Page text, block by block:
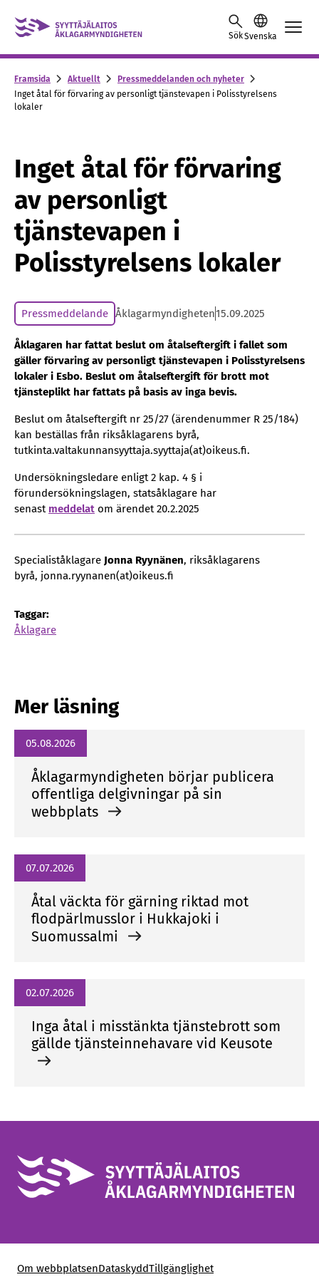
Skip to content -saavutettavuusohje
SökSvenska
Framsida Aktuellt
Pressmeddelanden och nyheter
Inget åtal för förvaring av personligt tjänstevapen i Polisstyrelsens
lokaler
Inget åtal för förvaring
av personligt
tjänstevapen i
Polisstyrelsens lokaler
Pressmeddelande Åklagarmyndigheten15.09.2025
Åklagaren har fattat beslut om åtalseftergift i fallet som
gäller förvaring av personligt tjänstevapen i Polisstyrelsens
lokaler i Esbo. Beslut om åtalseftergift för brott mot
tjänsteplikt har fattats på basis av inga bevis.
Beslut om åtalseftergift nr 25/27 (ärendenummer R 25/184)
kan beställas från riksåklagarens byrå,
tutkinta.valtakunnansyyttaja.syyttaja(at)oikeus.fi.
Undersökningsledare enligt 2 kap. 4 § i
förundersökningslagen, statsåklagare har
senast meddelat om ärendet 20.2.2025
Specialiståklagare Jonna Ryynänen, riksåklagarens
byrå, jonna.ryynanen(at)oikeus.fi
Taggar:
Åklagare
Mer läsning
05.08.2026
Åklagarmyndigheten börjar publicera
offentliga delgivningar på sin
webbplats
07.07.2026
Åtal väckta för gärning riktad mot
flodpärlmusslor i Hukkajoki i
Suomussalmi
02.07.2026
Inga åtal i misstänkta tjänstebrott som
gällde tjänsteinnehavare vid Keusote
Om webbplatsenDataskyddTillgänglighet